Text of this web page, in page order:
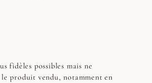
fidèles possibles mais ne
produit vendu, notamment en